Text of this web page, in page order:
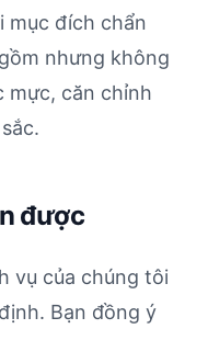
mục đích chẩn
nhưng không
mực, căn chỉnh
được
vụ của chúng tôi
Bạn đồng ý